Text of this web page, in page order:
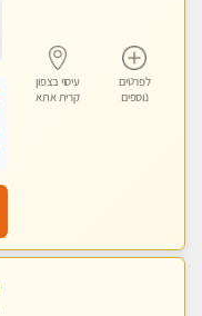
לפרטים
נוספים
עיסוי בצפון
קרית אתא